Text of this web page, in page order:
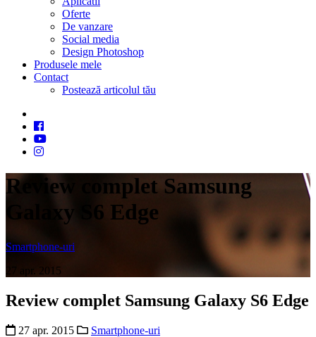
Oferte
De vanzare
Social media
Design Photoshop
Produsele mele
Contact
Postează articolul tău
Review complet Samsung
Galaxy S6 Edge
Smartphone-uri
27 apr. 2015
Review complet Samsung Galaxy S6 Edge
27 apr. 2015
Smartphone-uri